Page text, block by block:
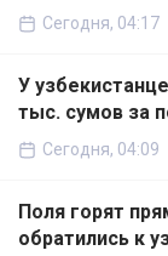
Сегодня, 04:17
У
тыс. сумов за
Сегодня, 04:09
Поля горят
обратились к